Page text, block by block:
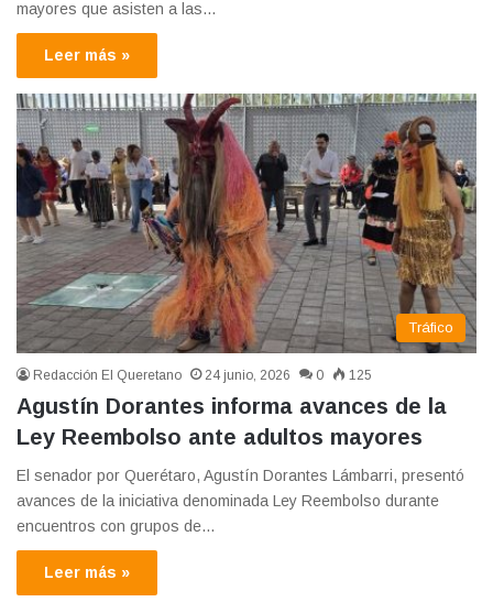
mayores que asisten a las…
Leer más »
Tráfico
Redacción El Queretano 24 junio, 2026 0 125
Agustín Dorantes informa avances de la
Ley Reembolso ante adultos mayores
El senador por Querétaro, Agustín Dorantes Lámbarri, presentó
avances de la iniciativa denominada Ley Reembolso durante
encuentros con grupos de…
Leer más »